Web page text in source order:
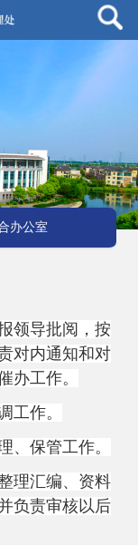
办公室
领导批阅，按
对内通知和对
办工作。
工作。
、保管工作。
理汇编、资料
负责审核以后